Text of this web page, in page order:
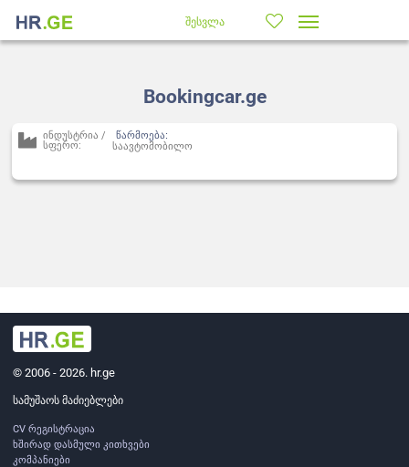
შესვლა
Bookingcar.ge
ინდუსტრია /
სფერო:
წარმოება:
საავტომობილო
© 2006 - 2026. hr.ge
სამუშაოს მაძიებლები
CV რეგისტრაცია
ხშირად დასმული კითხვები
კომპანიები